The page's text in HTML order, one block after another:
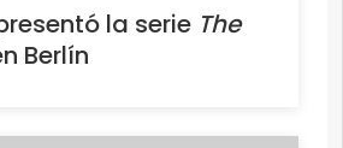
la serie The
Berlín